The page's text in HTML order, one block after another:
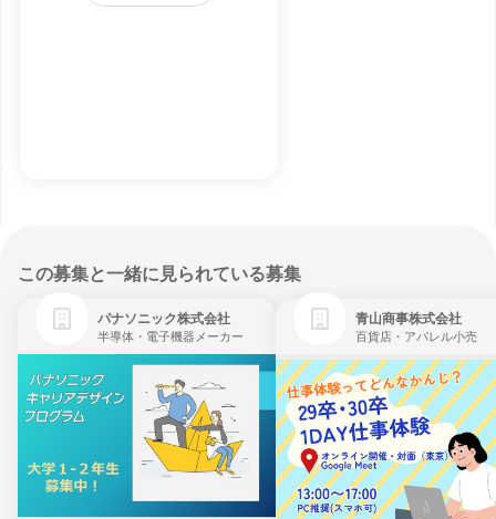
この募集と一緒に見られている募集
パナソニック株式会社
半導体・電子機器メーカー
青山商事株式会社
百貨店・アパレル小売